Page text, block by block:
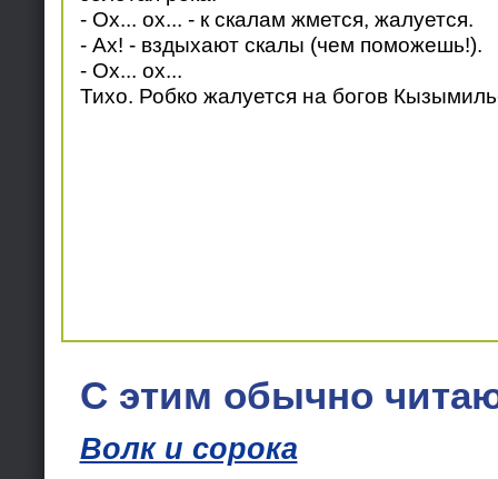
- Ох... ох... - к скалам жмется, жалуется.
- Ах! - вздыхают скалы (чем поможешь!).
- Ох... ох...
Тихо. Робко жалуется на богов
С этим обычно
Волк и сорока